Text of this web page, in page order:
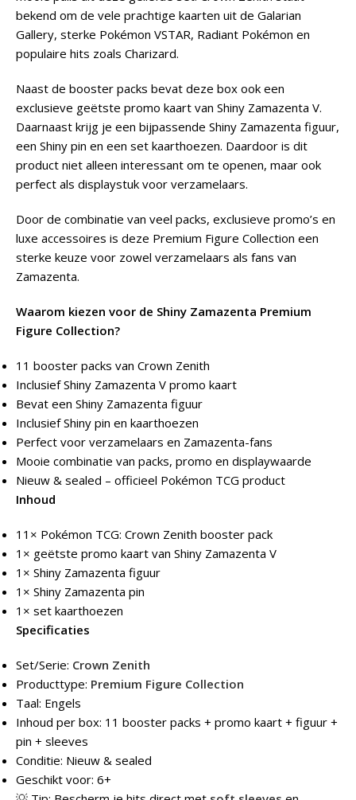
bekend om de vele prachtige kaarten uit de Galarian
Gallery, sterke Pokémon VSTAR, Radiant Pokémon en
populaire hits zoals Charizard.
Naast de booster packs bevat deze box ook een
exclusieve geëtste promo kaart van Shiny Zamazenta V.
Daarnaast krijg je een bijpassende Shiny Zamazenta figuur,
een Shiny pin en een set kaarthoezen. Daardoor is dit
product niet alleen interessant om te openen, maar ook
perfect als displaystuk voor verzamelaars.
Door de combinatie van veel packs, exclusieve promo’s en
luxe accessoires is deze Premium Figure Collection een
sterke keuze voor zowel verzamelaars als fans van
Zamazenta.
Waarom kiezen voor de Shiny Zamazenta Premium
Figure Collection?
11 booster packs van Crown Zenith
Inclusief Shiny Zamazenta V promo kaart
Bevat een Shiny Zamazenta figuur
Inclusief Shiny pin en kaarthoezen
Perfect voor verzamelaars en Zamazenta-fans
Mooie combinatie van packs, promo en displaywaarde
Nieuw & sealed – officieel Pokémon TCG product
Inhoud
11× Pokémon TCG: Crown Zenith booster pack
1× geëtste promo kaart van Shiny Zamazenta V
1× Shiny Zamazenta figuur
1× Shiny Zamazenta pin
1× set kaarthoezen
Specificaties
Set/Serie: Crown Zenith
Producttype: Premium Figure Collection
Taal: Engels
Inhoud per box: 11 booster packs + promo kaart + figuur +
pin + sleeves
Conditie: Nieuw & sealed
Geschikt voor: 6+